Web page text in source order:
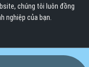
chúng tôi luôn đồng
nghiệp của bạn.